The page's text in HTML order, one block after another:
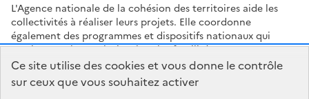
Ce site utilise des cookies et vous donne le contrôle
sur ceux que vous souhaitez activer
L'Agence nationale de la cohésion des territoires aide les
collectivités à réaliser leurs projets. Elle coordonne
également des programmes et dispositifs nationaux qui
soutiennent les territoires les plus fragilisés.
Espace Presse Logo ANCT